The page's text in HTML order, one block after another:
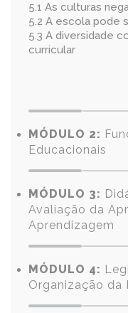
5.1 As culturas
5.2 A escola pode
5.3 A diversidade
curricular
MÓDULO 2:
Educacionais
MÓDULO 3:
Avaliação da
Aprendizagem
MÓDULO 4:
Organização da